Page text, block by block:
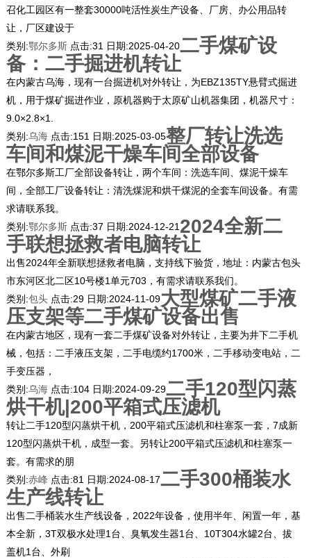
召化工园区有一整套30000吨活性炭生产设备、厂房、办公用品转
让，厂区建设于
类别:鄂尔多斯 点击:31 日期:2025-04-20二手煤矿设
备：二手掘进机转让
在内蒙古乌海，现有一台掘进机对外转让，为EBZ135TY悬臂式掘进
机，用于煤矿掘进作业，原机器购于太原矿山机器集团，机器尺寸：
9.0×2.8×1.
类别:乌海 点击:151 日期:2025-03-05整厂转让洗选
车间和煤泥干燥车间全部设备
在鄂尔多斯工厂全部设备转让，两个车间：洗选车间、煤泥干燥车
间，全部工厂设备转让：清洗煤泥和烘干煤泥的全套车间设备。有需
求请联系我。
类别:鄂尔多斯 点击:37 日期:2024-12-21 2024全新二
手联想拯救者电脑转让
出售2024年全新联想拯救者电脑，支持线下验货，地址：内蒙古包头
市东河区北二区10号楼1单元703，有需求请联系我们。
类别:包头 点击:29 日期:2024-11-09大型煤矿二手液
压支架等二手煤矿设备出售
在内蒙古地区，现有一套二手煤矿设备对外转让，主要为井下二手机
械，包括：二手液压支架，二手电缆约1700米，二手移动变电站，二
手变压器，
类别:乌海 点击:104 日期:2024-09-29二手120型闪蒸
烘干机|200平箱式压滤机
转让二手120型闪蒸烘干机，200平箱式压滤机和柱塞泵一套，7成新
120型闪蒸烘干机，成型一套。另转让200平箱式压滤机和柱塞泵一
套。有需求的朋
类别:赤峰 点击:81 日期:2024-08-17二手300桶装水
生产线转让
出售二手桶装水生产线设备，2022年设备，使用半年、闲置一年，基
本全新，3T双极水处理1台、臭氧发生器1台、10T304水罐2台、拔
盖机1台、外刷